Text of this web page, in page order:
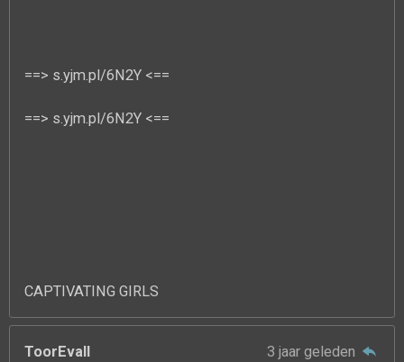
==> s.yjm.pl/6N2Y <==
==> s.yjm.pl/6N2Y <==
CAPTIVATING GIRLS
ToorEvall
3 jaar geleden